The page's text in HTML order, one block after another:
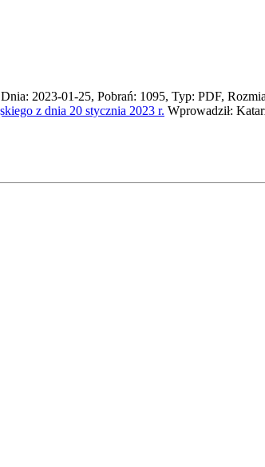
2023-01-25, Pobrań: 1095, Typ: PDF,
z dnia 20 stycznia 2023 r. Wprowadził: